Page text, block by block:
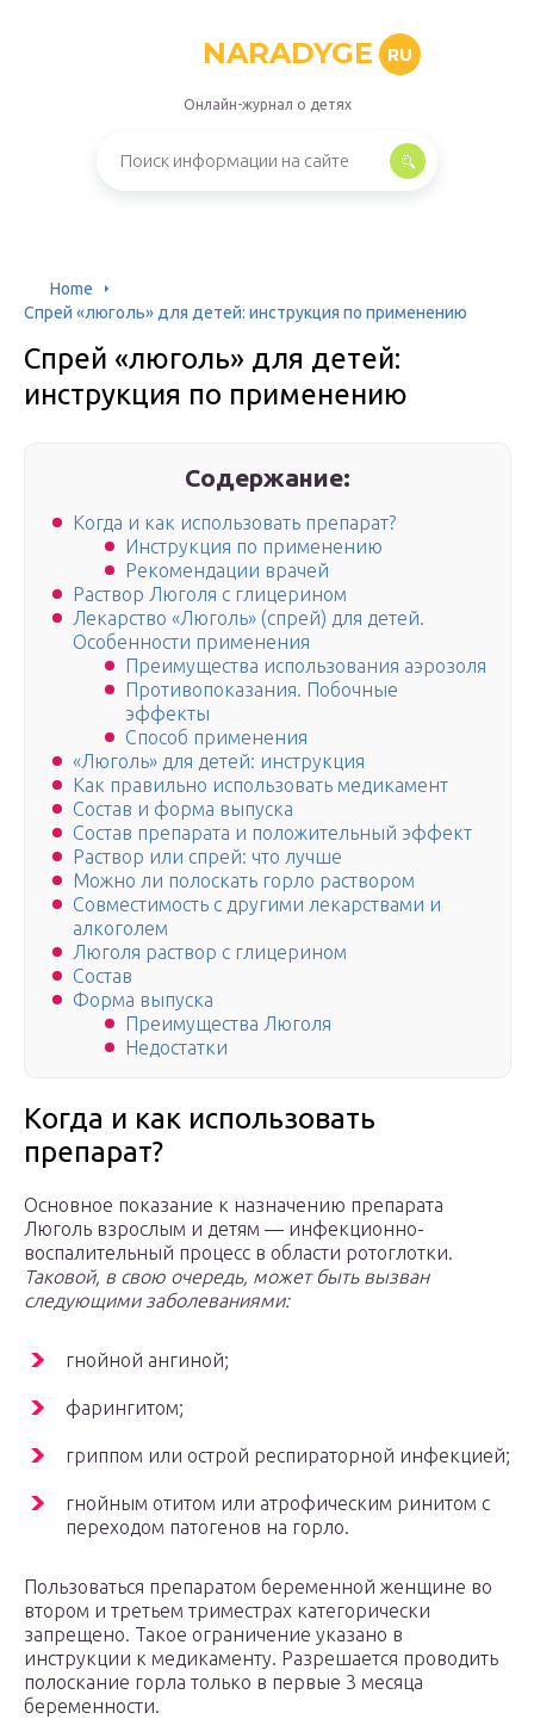
NARADYGE RU
Онлайн-журнал о детях
Home
Спрей «люголь» для детей: инструкция по применению
Спрей «люголь» для детей:
инструкция по применению
Содержание:
Когда и как использовать препарат?
Инструкция по применению
Рекомендации врачей
Раствор Люголя с глицерином
Лекарство «Люголь» (спрей) для детей.
Особенности применения
Преимущества использования аэрозоля
Противопоказания. Побочные
эффекты
Способ применения
«Люголь» для детей: инструкция
Как правильно использовать медикамент
Состав и форма выпуска
Состав препарата и положительный эффект
Раствор или спрей: что лучше
Можно ли полоскать горло раствором
Совместимость с другими лекарствами и
алкоголем
Люголя раствор с глицерином
Состав
Форма выпуска
Преимущества Люголя
Недостатки
Когда и как использовать
препарат?
Основное показание к назначению препарата
Люголь взрослым и детям — инфекционно-
воспалительный процесс в области ротоглотки.
Таковой, в свою очередь, может быть вызван
следующими заболеваниями:
гнойной ангиной;
фарингитом;
гриппом или острой респираторной инфекцией;
гнойным отитом или атрофическим ринитом с
переходом патогенов на горло.
Пользоваться препаратом беременной женщине во
втором и третьем триместрах категорически
запрещено. Такое ограничение указано в
инструкции к медикаменту. Разрешается проводить
полоскание горла только в первые 3 месяца
беременности.